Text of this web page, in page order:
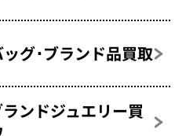
ッグ･ブランド品買取
ランドジュエリー買